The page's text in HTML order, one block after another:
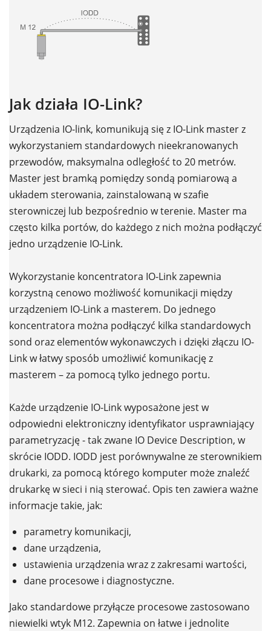
Jak działa IO-Link?
Urządzenia IO-link, komunikują się z IO-Link master z
wykorzystaniem standardowych nieekranowanych
przewodów, maksymalna odległość to 20 metrów.
Master jest bramką pomiędzy sondą pomiarową a
układem sterowania, zainstalowaną w szafie
sterowniczej lub bezpośrednio w terenie. Master ma
często kilka portów, do każdego z nich można podłączyć
jedno urządzenie IO-Link.
Wykorzystanie koncentratora IO-Link zapewnia
korzystną cenowo możliwość komunikacji między
urządzeniem IO-Link a masterem. Do jednego
koncentratora można podłączyć kilka standardowych
sond oraz elementów wykonawczych i dzięki złączu IO-
Link w łatwy sposób umożliwić komunikację z
masterem – za pomocą tylko jednego portu.
Każde urządzenie IO-Link wyposażone jest w
odpowiedni elektroniczny identyfikator usprawniający
parametryzację - tak zwane IO Device Description, w
skrócie IODD. IODD jest porównywalne ze sterownikiem
drukarki, za pomocą którego komputer może znaleźć
drukarkę w sieci i nią sterować. Opis ten zawiera ważne
informacje takie, jak:
parametry komunikacji,
dane urządzenia,
ustawienia urządzenia wraz z zakresami wartości,
dane procesowe i diagnostyczne.
Jako standardowe przyłącze procesowe zastosowano
niewielki wtyk M12. Zapewnia on łatwe i jednolite